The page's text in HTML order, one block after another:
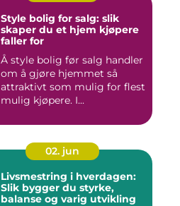
Style bolig for salg: slik
skaper du et hjem kjøpere
faller for
Å style bolig før salg handler
om å gjøre hjemmet så
attraktivt som mulig for flest
mulig kjøpere. I...
02. jun
Livsmestring i hverdagen:
Slik bygger du styrke,
balanse og varig utvikling